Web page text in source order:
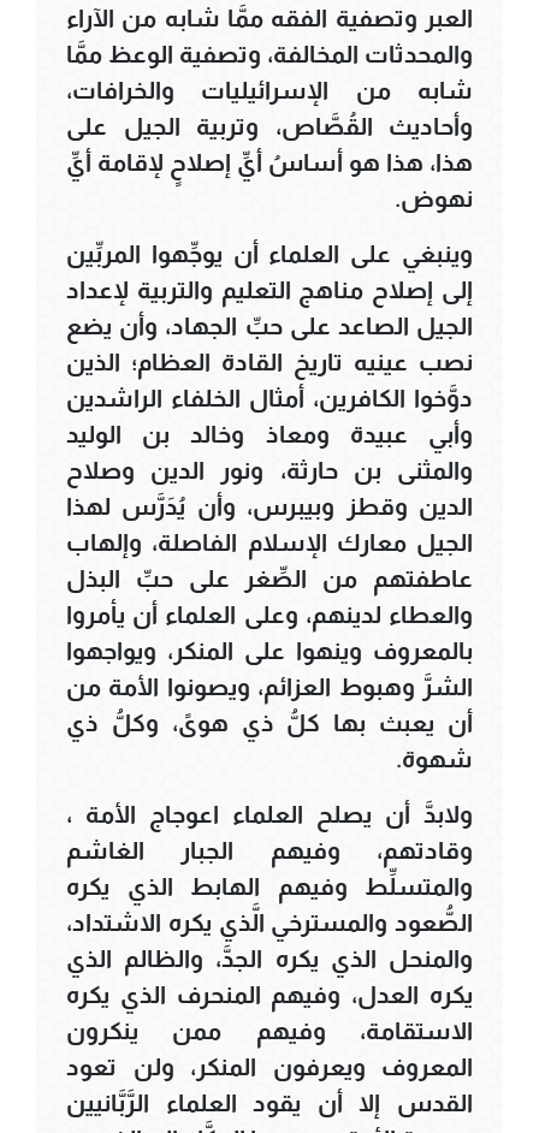
العبر وتصفية الفقه ممَّا شابه من الآراء
والمحدثات المخالفة، وتصفية الوعظ ممَّا
شابه من الإسرائيليات والخرافات،
وأحاديث القُصَّاص، وتربية الجيل على
هذا، هذا هو أساسُ أيِّ إصلاحٍ لإقامة أيِّ
نهوض.
وينبغي على العلماء أن يوجِّهوا المربِّين
إلى إصلاح مناهج التعليم والتربية لإعداد
الجيل الصاعد على حبِّ الجهاد، وأن يضع
نصب عينيه تاريخ القادة العظام؛ الذين
دوَّخوا الكافرين، أمثال الخلفاء الراشدين
وأبي عبيدة ومعاذ وخالد بن الوليد
والمثنى بن حارثة، ونور الدين وصلاح
الدين وقطز وبيبرس، وأن يُدَرَّس لهذا
الجيل معارك الإسلام الفاصلة، وإلهاب
عاطفتهم من الصِّغر على حبِّ البذل
والعطاء لدينهم، وعلى العلماء أن يأمروا
بالمعروف وينهوا على المنكر، ويواجهوا
الشرَّ وهبوط العزائم، ويصونوا الأمة من
أن يعبث بها كلُّ ذي هوىً، وكلُّ ذي
شهوة.
ولابدَّ أن يصلح العلماء اعوجاج الأمة ،
وقادتهم، وفيهم الجبار الغاشم
والمتسلِّط وفيهم الهابط الذي يكره
الصُّعود والمسترخي الَّذي يكره الاشتداد،
والمنحل الذي يكره الجدَّ، والظالم الذي
يكره العدل، وفيهم المنحرف الذي يكره
الاستقامة، وفيهم ممن ينكرون
المعروف ويعرفون المنكر، ولن تعود
القدس إلا أن يقود العلماء الرَّبَّانيين